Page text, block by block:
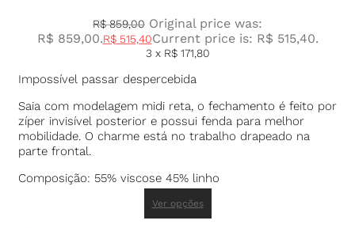
R$859,00 Original price was:
R$ 859,00.R$515,40Current price is: R$ 515,40.
3 x R$171,80
Impossível passar despercebida
Saia com modelagem midi reta, o fechamento é feito por
zíper invisível posterior e possui fenda para melhor
mobilidade. O charme está no trabalho drapeado na
parte frontal.
Composição: 55% viscose 45% linho
Ver opções